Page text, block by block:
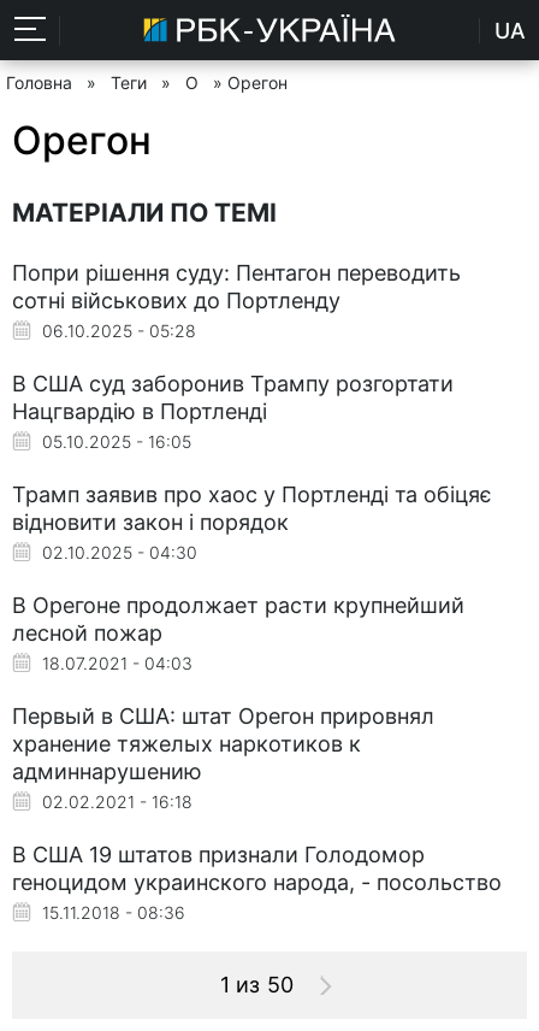
UA
Головна » Теги » О » Орегон
Орегон
МАТЕРІАЛИ ПО ТЕМІ
Попри рішення суду: Пентагон переводить
сотні військових до Портленду
06.10.2025 - 05:28
В США суд заборонив Трампу розгортати
Нацгвардію в Портленді
05.10.2025 - 16:05
Трамп заявив про хаос у Портленді та обіцяє
відновити закон і порядок
02.10.2025 - 04:30
В Орегоне продолжает расти крупнейший
лесной пожар
18.07.2021 - 04:03
Первый в США: штат Орегон прировнял
хранение тяжелых наркотиков к
админнарушению
02.02.2021 - 16:18
В США 19 штатов признали Голодомор
геноцидом украинского народа, - посольство
15.11.2018 - 08:36
1 из 50